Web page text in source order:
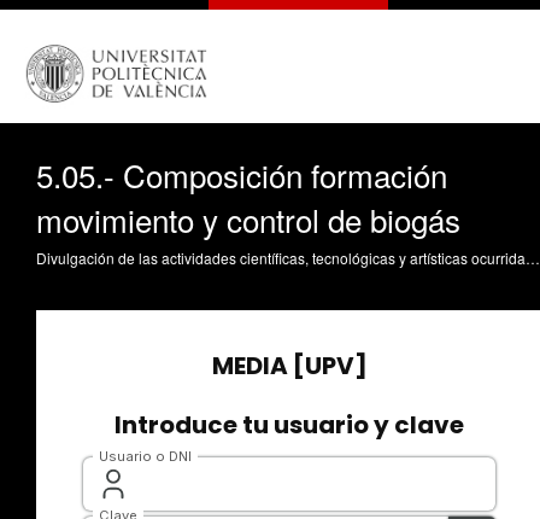
5.05.- Composición formación
movimiento y control de biogás
Divulgación de las actividades científicas, tecnológicas y artísticas ocurridas en los tres campus de la UPV